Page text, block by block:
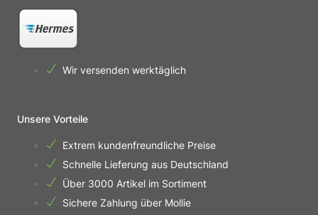
Wir versenden werktäglich
Unsere Vorteile
Extrem kundenfreundliche Preise
Schnelle Lieferung aus Deutschland
Über 3000 Artikel im Sortiment
Sichere Zahlung über Mollie